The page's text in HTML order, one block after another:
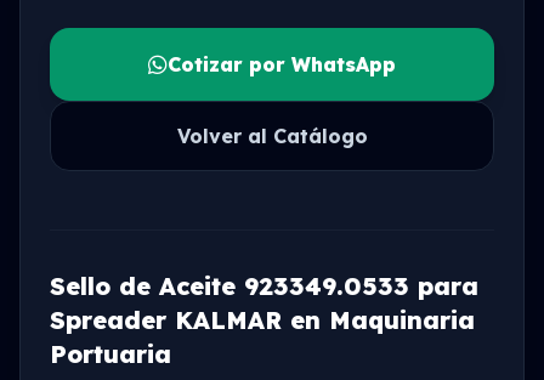
Cotizar por WhatsApp
Volver al Catálogo
Sello de Aceite 923349.0533 para
Spreader KALMAR en Maquinaria
Portuaria